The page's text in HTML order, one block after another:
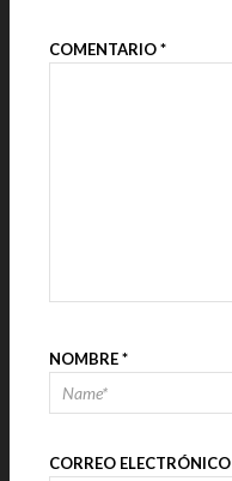
COMENTARIO*
NOMBRE*
CORREO ELECTRÓNICO